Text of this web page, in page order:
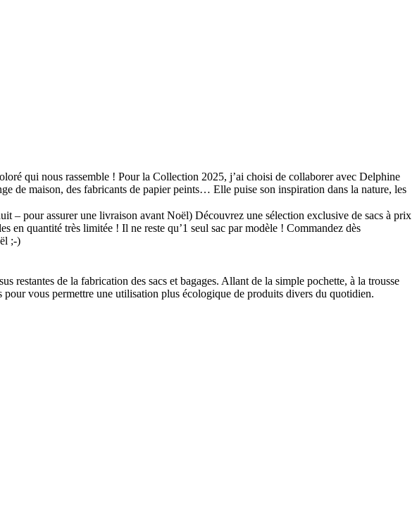
qui nous rassemble ! Pour la Collection 2025, j’ai choisi de collaborer avec Delphine
de maison, des fabricants de papier peints… Elle puise son inspiration dans la nature, les
– pour assurer une livraison avant Noël) Découvrez une sélection exclusive de sacs à prix
en quantité très limitée ! Il ne reste qu’1 seul sac par modèle ! Commandez dès
;-)
restantes de la fabrication des sacs et bagages. Allant de la simple pochette, à la trousse
vous permettre une utilisation plus écologique de produits divers du quotidien.